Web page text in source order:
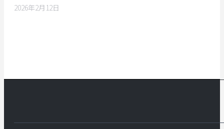
2026年2月12日